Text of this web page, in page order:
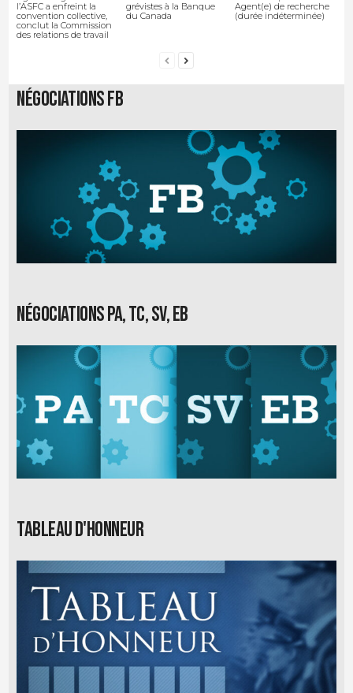
l’ASFC a enfreint la
convention collective,
conclut la Commission
des relations de travail
grévistes à la Banque
du Canada
Agent(e) de recherche
(durée indéterminée)
Négociations FB
Négociations PA, TC, SV, EB
Tableau d'honneur